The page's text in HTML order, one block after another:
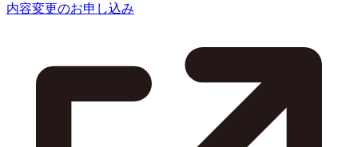
内容変更のお申し込み